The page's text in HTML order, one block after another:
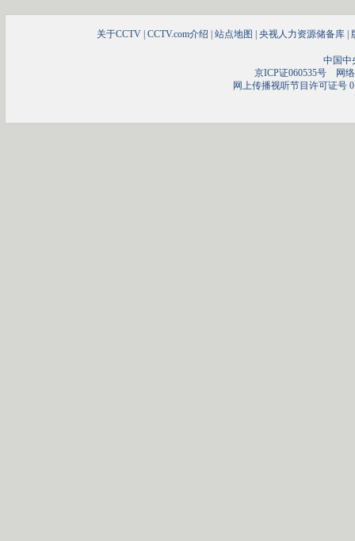
关于CCTV | CCTV.com介绍 | 站点地图 | 央视人力资源储备库 |
中国中
京ICP证060535号网络
网上传播视听节目许可证号